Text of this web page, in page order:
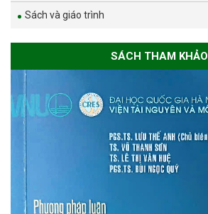
Sách và giáo trình
SÁCH THAM KHẢO